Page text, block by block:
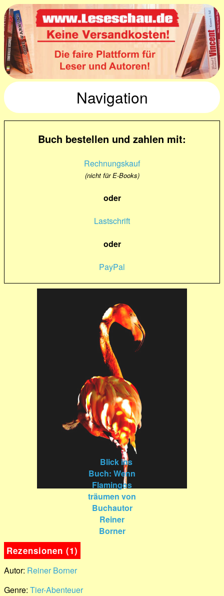
Navigation
Rezensionen (1)
Autor: Reiner Borner
Genre: Tier-Abenteuer
Buch bestellen und zahlen mit:
Rechnungskauf
(nicht für E-Books)
oder
Lastschrift
oder
PayPal